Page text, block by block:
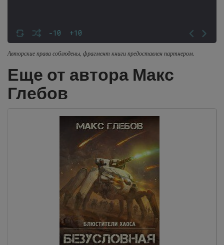
-10 +10
Авторские права соблюдены, фрагмент книги предоставлен партнером.
Еще от автора Макс
Глебов